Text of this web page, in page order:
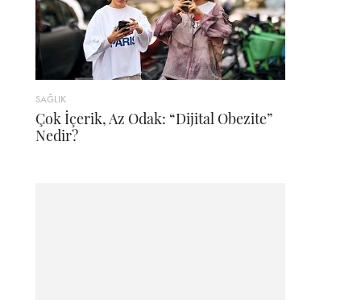
SAĞLIK
Çok İçerik, Az Odak: “Dijital Obezite”
Nedir?